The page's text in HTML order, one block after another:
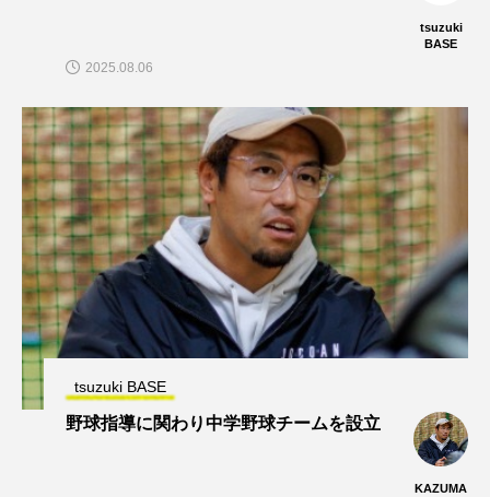
tsuzuki
BASE
2025.08.06
tsuzuki BASE
野球指導に関わり中学野球チームを設立
KAZUMA